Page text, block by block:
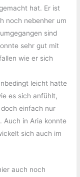
hat. Er ist
noch nebenher um
sind
sehr gut mit
wie er sich
leicht hatte
es sich anfühlt,
einfach nur
Auch in Aria konnte
sich auch im
auch noch